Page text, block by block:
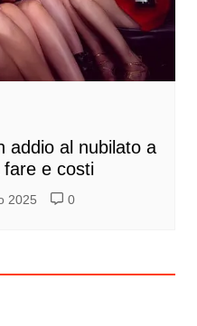
addio al nubilato a
fare e costi
2025 0